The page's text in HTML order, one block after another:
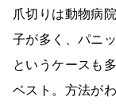
爪切りは動物病
子が多く、パニ
というケースも
ベスト。方法が